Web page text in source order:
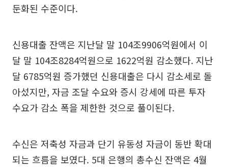
둔화된 수준이다.
신용대출 잔액은 지난달 말 104조9906억원에서 이
달 말 104조8284억원으로 1622억원 감소했다. 지난
달 6785억원 증가했던 신용대출은 다시 감소세로 돌
아섰지만, 자금 조달 수요와 증시 강세에 따른 투자
수요가 감소 폭을 제한한 것으로 풀이된다.
수신은 저축성 자금과 단기 유동성 자금이 동반 확대
되는 흐름을 보였다. 5대 은행의 총수신 잔액은 4월